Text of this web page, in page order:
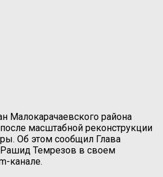
Малокарачаевского района
масштабной реконструкции
Об этом сообщил Глава
Темрезов в своем
канале.